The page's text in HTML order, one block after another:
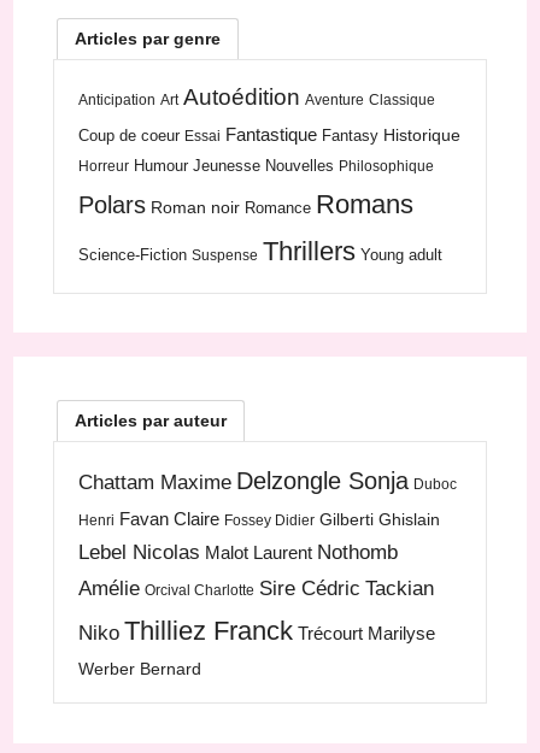
Articles par genre
Anticipation Art Autoédition Aventure Classique
Coup de coeur Essai Fantastique Fantasy Historique
Horreur Humour Jeunesse Nouvelles Philosophique
Polars Roman noir Romance Romans
Science-Fiction Suspense Thrillers Young adult
Articles par auteur
Chattam Maxime Delzongle Sonja Duboc
Henri Favan Claire Fossey Didier Gilberti Ghislain
Lebel Nicolas Malot Laurent Nothomb
Amélie Orcival Charlotte Sire Cédric Tackian
Niko Thilliez Franck Trécourt Marilyse
Werber Bernard